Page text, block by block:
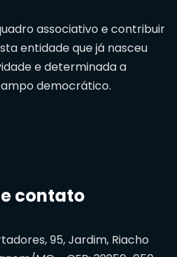
associativo e contribuir
entidade que já nasceu
e determinada a
democrático.
contato
95, Jardim, Riacho